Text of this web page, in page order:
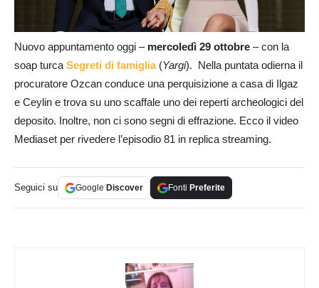
Nuovo appuntamento oggi – mercoledì 29 ottobre – con la
soap turcaSegreti di famiglia (Yargi). Nella puntata odierna il
procuratore Ozcan conduce una perquisizione a casa di Ilgaz
e Ceylin e trova su uno scaffale uno dei reperti archeologici del
deposito. Inoltre, non ci sono segni di effrazione. Ecco il video
Mediaset per rivedere l’episodio 81 in replica streaming.
Seguici su Google Discover Fonti Preferite